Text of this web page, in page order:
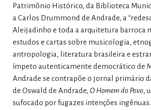
Patrimônio Histórico, da Biblioteca
a Carlos Drummond de Andrade, a
Aleijadinho e toda a arquitetura barroca
estudos e cartas sobre musicologia,
antropologia, literatura brasileira e
ímpeto autenticamente democrático de
Andrade se contrapõe o jornal primário
de Oswald de Andrade, O Homem do Povo,
sufocado por fugazes intenções ingênuas.